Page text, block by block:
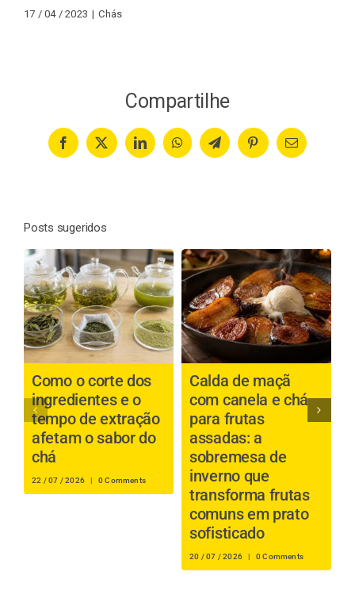
17 / 04 / 2023 | Chás
Compartilhe
Facebook
X LinkedInWhatsAppTelegramPinterestEmail
Posts sugeridos
Como o corte dos
ingredientes e o
tempo de extração
afetam o sabor do
chá
22 / 07 / 2026 0 Comments
Calda de maçã
com canela e chá
para frutas
assadas: a
sobremesa de
inverno que
transforma frutas
comuns em prato
sofisticado
20 / 07 / 2026 0 Comments